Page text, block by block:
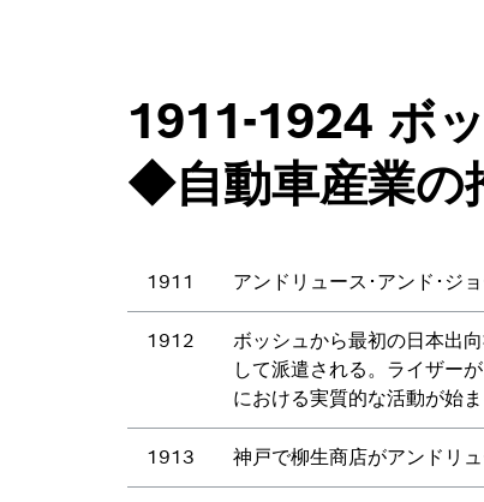
1911-1924 ボ
◆自動車産業の
1911 アンドリュース･アンド･ジ
1912
ボッシュから最初の日本出
して派遣される。ライザー
における実質的な活動が始
1913 神戸で柳生商店がアンドリ